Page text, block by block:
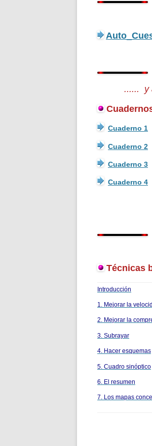
...... y
Cuaderno 1
Cuaderno 2
Cuaderno 3
Cuaderno 4
Técnicas
Introducción
1. Mejorar la
2. Mejorar la
3. Subrayar
4. Hacer esquemas
5. Cuadro sinóptico
6. El resumen
7. Los mapas